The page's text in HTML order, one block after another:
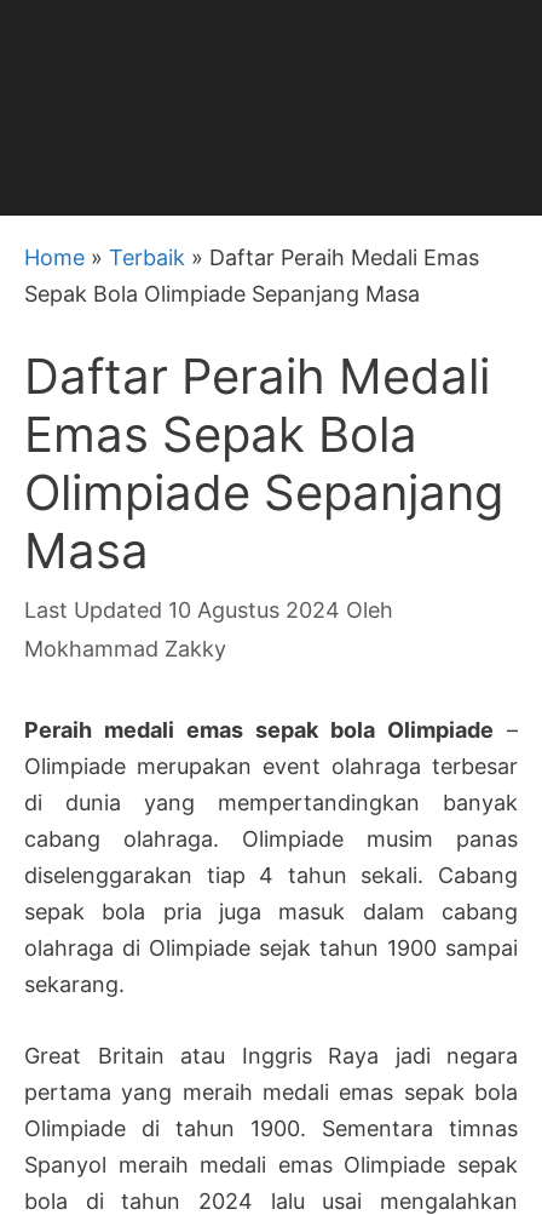
Home » Terbaik » Daftar Peraih Medali Emas
Sepak Bola Olimpiade Sepanjang Masa
Daftar Peraih Medali
Emas Sepak Bola
Olimpiade Sepanjang
Masa
10 Agustus 2024 Oleh
Mokhammad Zakky
Peraih medali emas sepak bola Olimpiade –
Olimpiade merupakan event olahraga terbesar
di dunia yang mempertandingkan banyak
cabang olahraga. Olimpiade musim panas
diselenggarakan tiap 4 tahun sekali. Cabang
sepak bola pria juga masuk dalam cabang
olahraga di Olimpiade sejak tahun 1900 sampai
sekarang.
Great Britain atau Inggris Raya jadi negara
pertama yang meraih medali emas sepak bola
Olimpiade di tahun 1900. Sementara timnas
Spanyol meraih medali emas Olimpiade sepak
bola di tahun 2024 lalu usai mengalahkan